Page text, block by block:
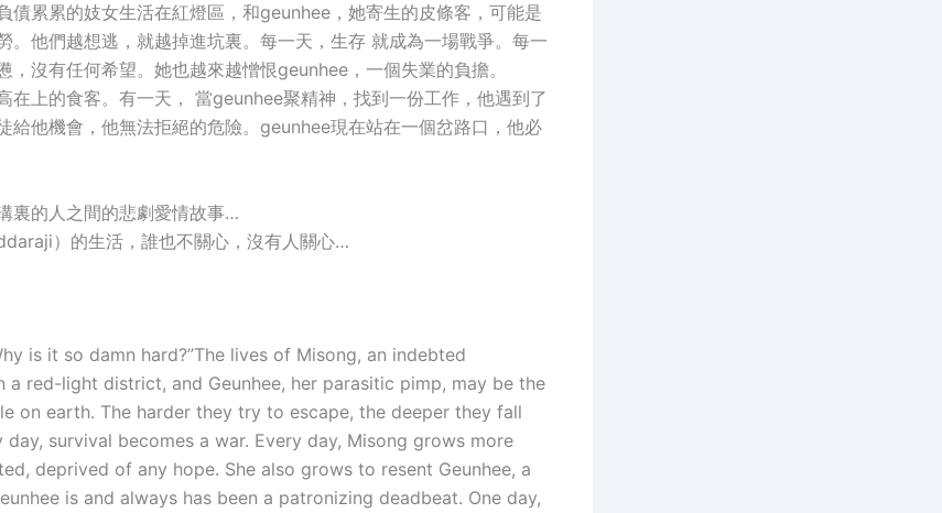
債累累的妓女生活在紅燈區，和geunhee，她寄生的皮條客，可能是
。他們越想逃，就越掉進坑裏。每一天，生存 就成為一場戰爭。每一
，沒有任何希望。她也越來越憎恨geunhee，一個失業的負擔。
在上的食客。有一天， 當geunhee聚精神，找到一份工作，他遇到了
給他機會，他無法拒絕的危險。geunhee現在站在一個岔路口，他必
裏的人之間的悲劇愛情故事…
）的生活，誰也不關心，沒有人關心…
is it so damn hard?”The lives of Misong, an indebted
a red-light district, and Geunhee, her parasitic pimp, may be the
on earth. The harder they try to escape, the deeper they fall
survival becomes a war. Every day, Misong grows more
deprived of any hope. She also grows to resent Geunhee, a
is and always has been a patronizing deadbeat. One day,